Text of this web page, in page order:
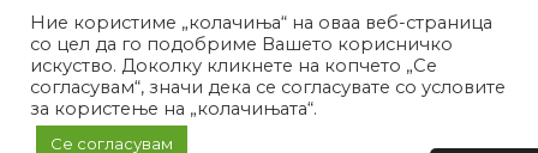
Е-адреса:
contact@martina.mkOpens
in
your
application
Ние користиме „колачиња“ на оваа веб-страница
со цел да го подобриме Вашето корисничко
искуство. Доколку кликнете на копчето „Се
согласувам“, значи дека се согласувате со условите
за користење на „колачињата“.
Се согласувам